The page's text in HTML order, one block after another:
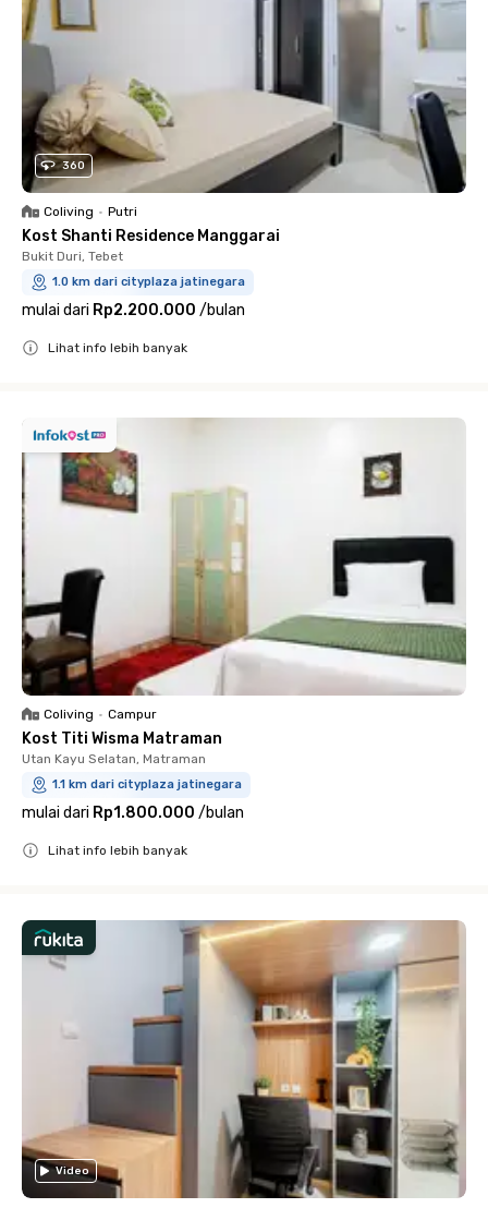
360
Coliving • Putri
Kost Shanti Residence Manggarai
Bukit Duri, Tebet
1.0 km dari cityplaza jatinegara
mulai dari Rp2.200.000 /bulan
Lihat info lebih banyak
Coliving • Campur
Kost Titi Wisma Matraman
Utan Kayu Selatan, Matraman
1.1 km dari cityplaza jatinegara
mulai dari Rp1.800.000 /bulan
Lihat info lebih banyak
Video